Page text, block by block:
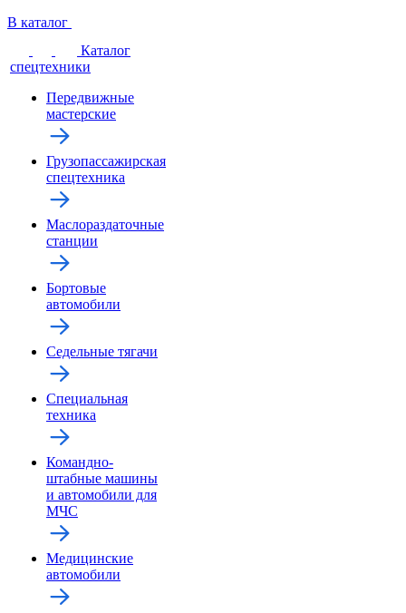
В каталог
Каталог
спецтехники
Передвижные
мастерские
Грузопассажирская
спецтехника
Маслораздаточные
станции
Бортовые
автомобили
Седельные тягачи
Специальная
техника
Командно-
штабные машины
и автомобили для
МЧС
Медицинские
автомобили